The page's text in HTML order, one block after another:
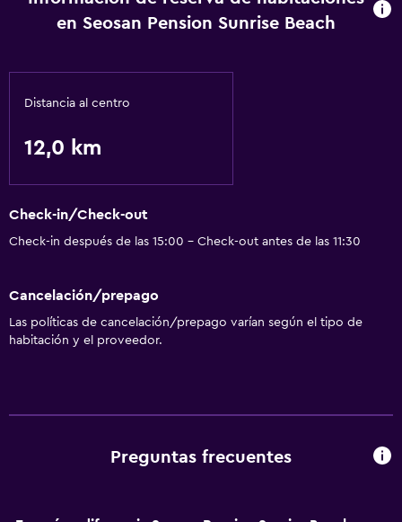
en Seosan Pension Sunrise Beach
Distancia al centro
12,0 km
Check-in/Check-out
Check-in después de las 15:00 - Check-out antes de las 11:30
Cancelación/prepago
Las políticas de cancelación/prepago varían según el tipo de
habitación y el proveedor.
Preguntas frecuentes